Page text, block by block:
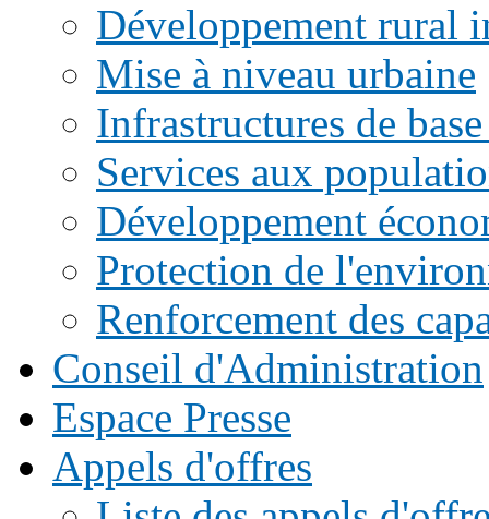
Développement rural
Mise à niveau urbaine
Infrastructures de
Services aux
Développement
Protection de
Renforcement des
Conseil d'Administration
Espace Presse
Appels d'offres